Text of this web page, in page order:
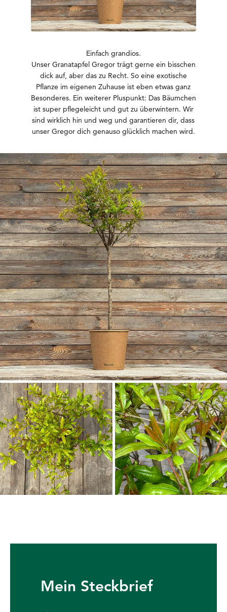
Einfach grandios.
Unser Granatapfel Gregor trägt gerne ein bisschen
dick auf, aber das zu Recht. So eine exotische
Pflanze im eigenen Zuhause ist eben etwas ganz
Besonderes. Ein weiterer Pluspunkt: Das Bäumchen
ist super pflegeleicht und gut zu überwintern. Wir
sind wirklich hin und weg und garantieren dir, dass
unser Gregor dich genauso glücklich machen wird.
Mein Steckbrief